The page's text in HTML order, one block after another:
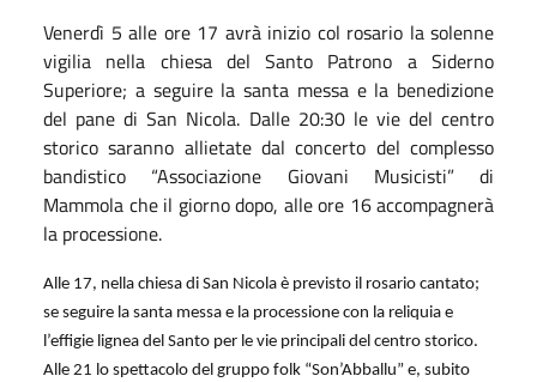
Venerdì 5 alle ore 17 avrà inizio col rosario la solenne
vigilia nella chiesa del Santo Patrono a Siderno
Superiore; a seguire la santa messa e la benedizione
del pane di San Nicola. Dalle 20:30 le vie del centro
storico saranno allietate dal concerto del complesso
bandistico “Associazione Giovani Musicisti” di
Mammola che il giorno dopo, alle ore 16 accompagnerà
la processione.
Alle 17, nella chiesa di San Nicola è previsto il rosario cantato;
se seguire la santa messa e la processione con la reliquia e
l’effigie lignea del Santo per le vie principali del centro storico.
Alle 21 lo spettacolo del gruppo folk “Son’Abballu” e, subito